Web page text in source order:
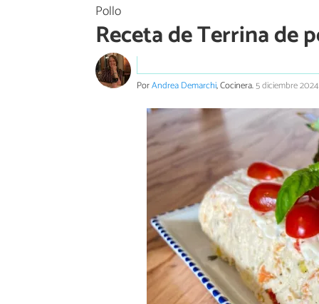
Pollo
Receta de Terrina de
PorAndrea Demarchi, Cocinera.5 diciembre 2024